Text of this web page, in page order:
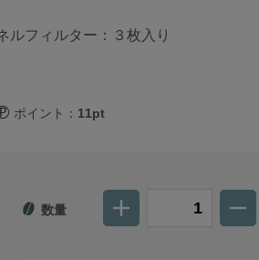
ルフィルター：３枚入り
ポイント： 11pt
数量